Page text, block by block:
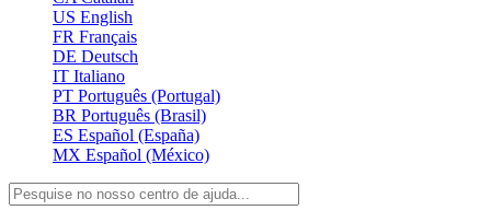
US English
FR Français
DE Deutsch
IT Italiano
PT Português (Portugal)
BR Português (Brasil)
ES Español (España)
MX Español (México)